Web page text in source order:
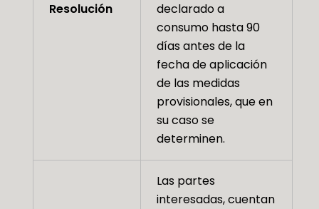
Resolución
declarado a
consumo hasta 90
días antes de la
fecha de aplicación
de las medidas
provisionales, que en
su caso se
determinen.
Las partes
interesadas, cuentan